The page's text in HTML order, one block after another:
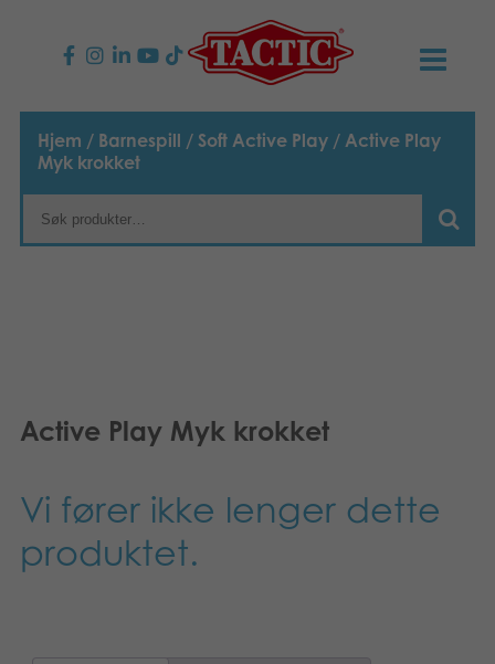
PRODUKTER
Barnespill
Familiespill
Bøker
NYHETER
TACTIC
Suomi
Dansk
Hjem / Barnespill / Soft Active Play / Active Play
Myk krokket
Active Play Myk krokket
Vi fører ikke lenger dette
produktet.